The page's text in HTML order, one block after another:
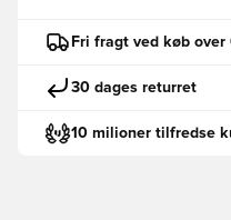
Fri fragt ved køb
30 dages returret
10 milioner tilfredse